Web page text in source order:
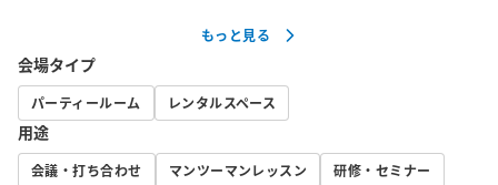
もっと見る
会場タイプ
パーティールーム レンタルスペース
用途
会議・打ち合わせ マンツーマンレッスン
研修・セミナー